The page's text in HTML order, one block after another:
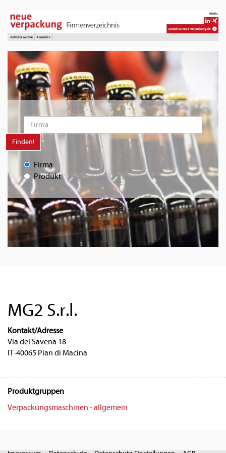
Finden!
Firma
Produkt
MG2 S.r.l.
Kontakt/Adresse
Via del Savena 18
IT-40065 Pian di Macina
Produktgruppen
Verpackungsmaschinen - allgemein